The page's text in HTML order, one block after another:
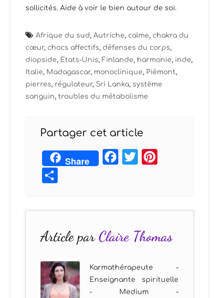
sollicités. Aide à voir le bien autour de soi.
Afrique du sud,Autriche, calme, chakra du
cœur, chocs affectifs, défenses du corps,
diopside, Etats-Unis, Finlande, harmonie, inde,
Italie, Madagascar, monoclinique, Piémont,
pierres, régulateur, Sri Lanka, système
sanguin,troubles du métabolisme
Partager cet article
Share Facebook
Twitter
Article parClaire Thomas
Karmathérapeute -
Enseignante spirituelle
- Medium -